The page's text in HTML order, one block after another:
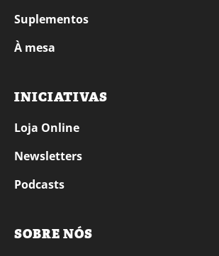
Suplementos
À mesa
INICIATIVAS
Loja Online
Newsletters
Podcasts
SOBRE NÓS